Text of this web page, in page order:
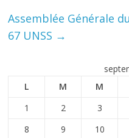
Assemblée Générale
67 UNSS →
L
M M
1
2 3
8
9 10